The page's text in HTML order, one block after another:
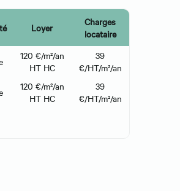
Loyer
Charges
locataire
120 €/m²/an
HT HC
39
€/HT/m²/an
120 €/m²/an
HT HC
39
€/HT/m²/an